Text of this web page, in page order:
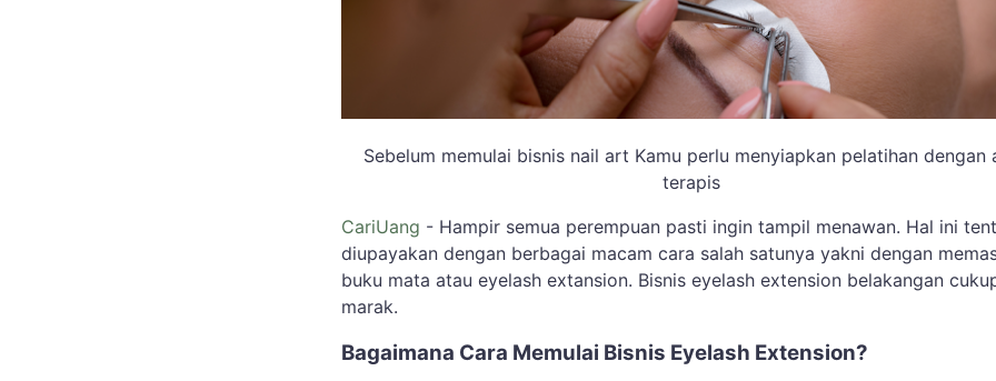
Sebelum memulai bisnis nail art Kamu perlu menyiapkan pelatihan dengan
terapis
CariUang - Hampir semua perempuan pasti ingin tampil menawan. Hal ini
diupayakan dengan berbagai macam cara salah satunya yakni dengan
buku mata atau eyelash extansion. Bisnis eyelash extension belakangan
marak.
Bagaimana Cara Memulai Bisnis Eyelash Extension?